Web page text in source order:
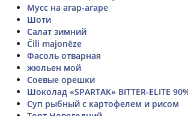
Мусс на агар-агаре
Шоти
Салат зимний
Čili majonēze
Фасоль отварная
жюльен мой
Соевые орешки
Шоколад «SPARTAK» BITTER-ELITE
Суп рыбный с картофелем и рисом